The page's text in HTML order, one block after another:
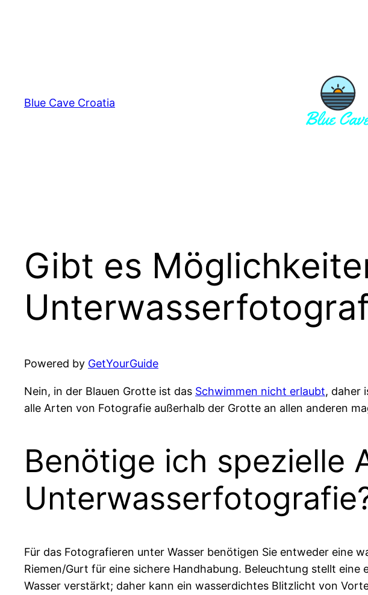
Blue Cave Croatia
Gibt es
Powered by GetYourGuide
Nein, in der Blauen Grotte ist das Schwimmen nicht erlaubt, daher
alle Arten von Fotografie außerhalb der Grotte an allen anderen
Benötige ich spezielle
Für das Fotografieren unter Wasser benötigen Sie entweder eine
Riemen/Gurt für eine sichere Handhabung. Beleuchtung stellt
Wasser verstärkt; daher kann ein wasserdichtes Blitzlicht von